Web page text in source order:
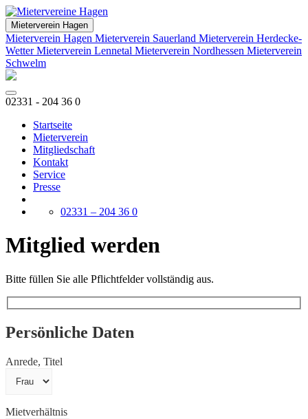
Mieterverein Hagen
Mieterverein Hagen Mieterverein Sauerland Mieterverein Herdecke-
WetterMieterverein Lennetal Mieterverein Nordhessen Mieterverein
Schwelm
02331 - 204 36 0
Startseite
Mieterverein
Mitgliedschaft
Kontakt
Service
Presse
02331 – 204 36 0
Mitglied werden
Bitte füllen Sie alle Pflichtfelder vollständig aus.
Persönliche Daten
Anrede, Titel
Mietverhältnis